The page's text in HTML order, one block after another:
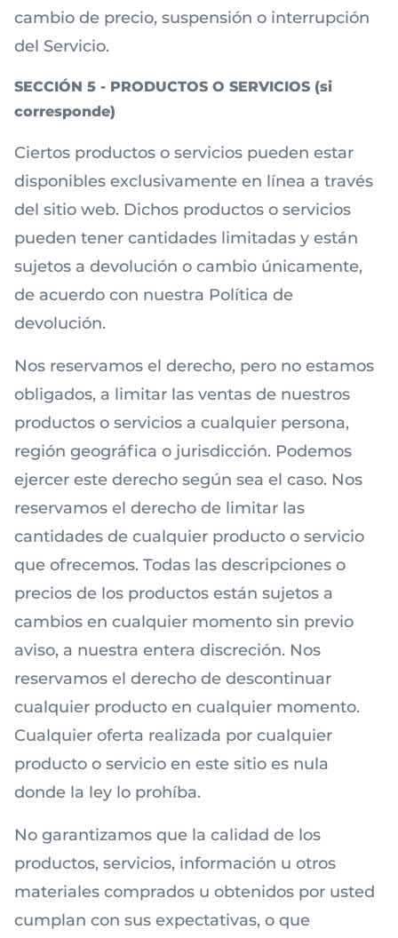
cambio de precio, suspensión o interrupción
del Servicio.
SECCIÓN 5 - PRODUCTOS O SERVICIOS (si
corresponde)
Ciertos productos o servicios pueden estar
disponibles exclusivamente en línea a través
del sitio web. Dichos productos o servicios
pueden tener cantidades limitadas y están
sujetos a devolución o cambio únicamente,
de acuerdo con nuestra Política de
devolución.
Nos reservamos el derecho, pero no estamos
obligados, a limitar las ventas de nuestros
productos o servicios a cualquier persona,
región geográfica o jurisdicción. Podemos
ejercer este derecho según sea el caso. Nos
reservamos el derecho de limitar las
cantidades de cualquier producto o servicio
que ofrecemos. Todas las descripciones o
precios de los productos están sujetos a
cambios en cualquier momento sin previo
aviso, a nuestra entera discreción. Nos
reservamos el derecho de descontinuar
cualquier producto en cualquier momento.
Cualquier oferta realizada por cualquier
producto o servicio en este sitio es nula
donde la ley lo prohíba.
No garantizamos que la calidad de los
productos, servicios, información u otros
materiales comprados u obtenidos por usted
cumplan con sus expectativas, o que